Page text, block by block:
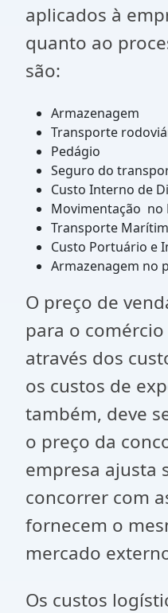
aplicados à
quanto ao
são:
Armazenagem
Transporte
Pedágio
Seguro do
Custo Interno de
Movimentação no
Transporte
Custo Portuário e
Armazenagem no
O preço de
para o
através dos
os custos de
também, deve
o preço da
empresa ajusta
concorrer com
fornecem o
mercado
Os custos